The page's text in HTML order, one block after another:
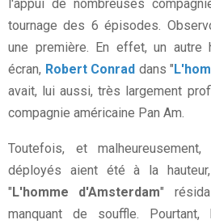
l'appui de nombreuses
tournage des 6 épisodes.
une première. En effet, un autre
écran, Robert Conrad dans "
avait, lui aussi, très largement
compagnie américaine Pan Am.
Toutefois, et
déployés aient été à la
"L'homme d'Amsterdam"
manquant de souffle. Pourtant,